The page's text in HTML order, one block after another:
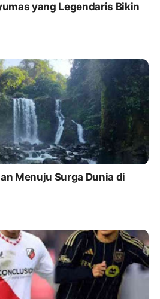
yang Legendaris Bikin
Menuju Surga Dunia di